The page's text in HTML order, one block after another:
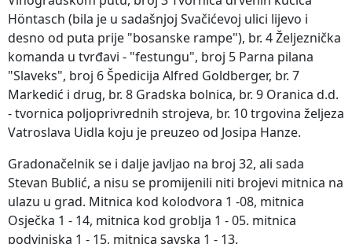
Höntasch (bila je u sadašnjoj Svačićevoj ulici lijevo i
desno od puta prije "bosanske rampe"), br. 4 Željeznička
komanda u tvrđavi - "festungu", broj 5 Parna pilana
"Slaveks", broj 6 Špedicija Alfred Goldberger, br. 7
Markedić i drug, br. 8 Gradska bolnica, br. 9 Oranica d.d.
- tvornica poljoprivrednih strojeva, br. 10 trgovina željeza
Vatroslava Uidla koju je preuzeo od Josipa Hanze.
Gradonačelnik se i dalje javljao na broj 32, ali sada
Stevan Bublić, a nisu se promijenili niti brojevi mitnica na
ulazu u grad. Mitnica kod kolodvora 1 -08, mitnica
Osječka 1 - 14, mitnica kod groblja 1 - 05. mitnica
podvinjska 1 - 15, mitnica savska 1 - 13.